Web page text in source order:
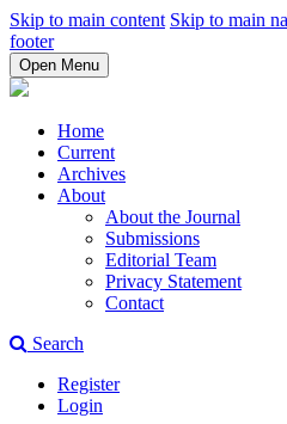
Skip to main content Skip to main
footer
Open Menu
Home
Current
Archives
About
About the Journal
Submissions
Editorial Team
Privacy Statement
Contact
Search
Register
Login